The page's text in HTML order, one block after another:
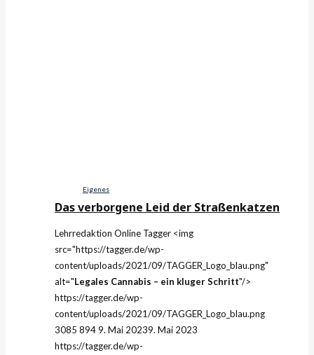
Eigenes
Das verborgene Leid der Straßenkatzen
Lehrredaktion Online Tagger <img
src="https://tagger.de/wp-
content/uploads/2021/09/TAGGER_Logo_blau.png"
alt="Legales Cannabis – ein kluger Schritt"/>
https://tagger.de/wp-
content/uploads/2021/09/TAGGER_Logo_blau.png
3085 8949. Mai 20239. Mai 2023
https://tagger.de/wp-